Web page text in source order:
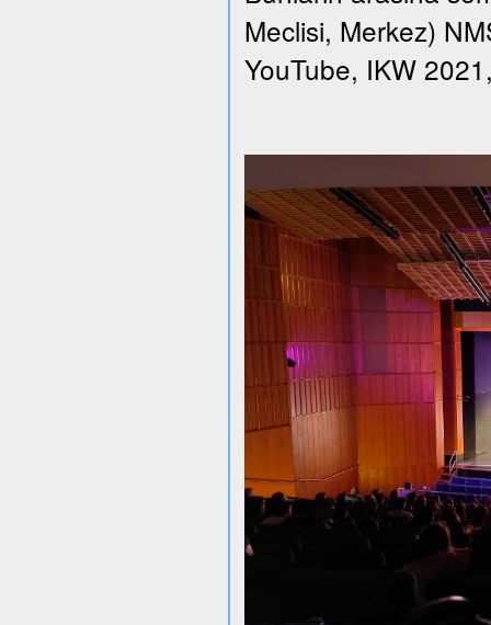
Meclisi, Merkez)
YouTube, IKW